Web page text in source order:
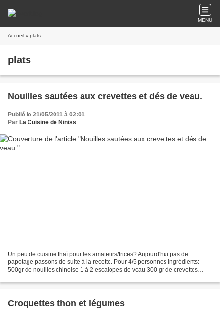
MENU
Accueil » plats
plats
Nouilles sautées aux crevettes et dés de veau.
Publié le 21/05/2011 à 02:01
Par La Cuisine de Niniss
Un peu de cuisine thaï pour les amateurs/trices? Aujourd'hui pas de
papotage passons de suite à la recette. Pour 4/5 personnes Ingrédients:
500gr de nouilles chinoise 1 à 2 escalopes de veau 300 gr de crevettes
Croquettes thon et légumes